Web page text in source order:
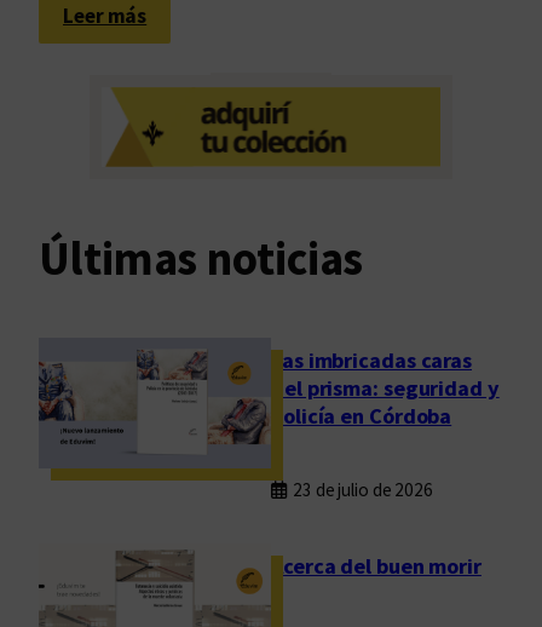
Leer más:
¿
u
é
l
o
d
n
i
n
Últimas noticias
Las imbricadas caras
del prisma: seguridad y
policía en Córdoba
23 de julio de 2026
Acerca del buen morir